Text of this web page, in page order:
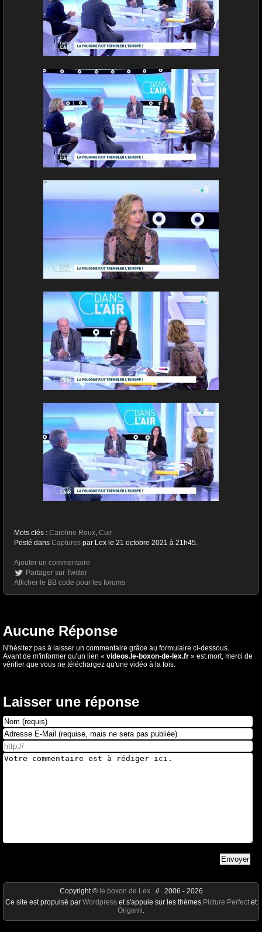
Mots clés : Caroline Roux, Cuir
Posté dans Captures par Lex le 21 octobre 2021 à 21h45.
Ajouter un commentaire
Partager sur Twitter
Afficher le BB code pour les forums
Aucune Réponse
N'hésitez pas à laisser un commentaire grâce au formulaire ci-dessous.
Avant de m'informer qu'un lien « videos.le-boxon-de-lex.fr » est mort, merci de
vérifier que vous ne téléchargez qu'une vidéo à la fois.
Laisser une réponse
Copyright © le boxon de Lex// 2006 - 2026
Ce site est propulsé par Wordpress et s'appuie sur les thèmes Picture Perfect et
Origami.